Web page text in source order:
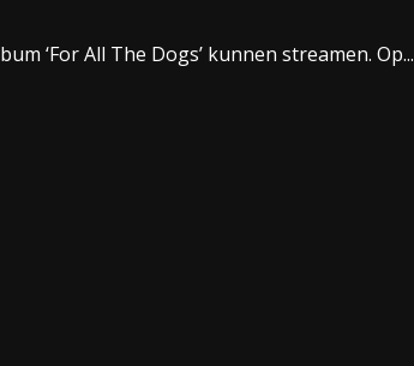
‘For All The Dogs’ kunnen streamen. Op...